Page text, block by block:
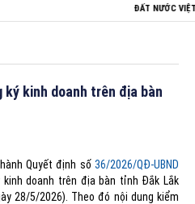
ĐẤT NƯỚC VIỆT NAM
ký kinh doanh trên địa bàn
Quyết định số 36/2026/QĐ-UBND
doanh trên địa bàn tỉnh Đắk Lắk
28/5/2026). Theo đó nội dung kiểm